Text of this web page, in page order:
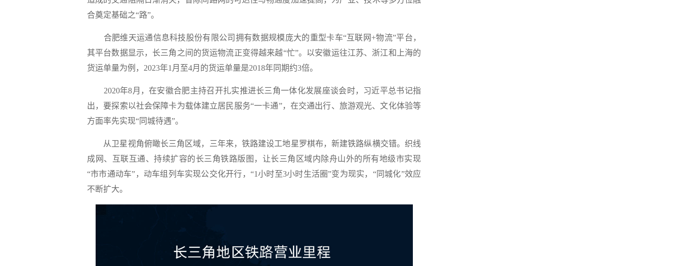
合奠定基础之“路”。
合肥维天运通信息科技股份有限公司拥有数据规模庞大的重型卡车“互联网+物流”平台，
其平台数据显示，长三角之间的货运物流正变得越来越“忙”。以安徽运往江苏、浙江和上海的
货运单量为例，2023年1月至4月的货运单量是2018年同期约3倍。
2020年8月，在安徽合肥主持召开扎实推进长三角一体化发展座谈会时，习近平总书记指
出，要探索以社会保障卡为载体建立居民服务“一卡通”，在交通出行、旅游观光、文化体验等
方面率先实现“同城待遇”。
从卫星视角俯瞰长三角区域，三年来，铁路建设工地星罗棋布，新建铁路纵横交错。织线
成网、互联互通、持续扩容的长三角铁路版图，让长三角区域内除舟山外的所有地级市实现
“市市通动车”，动车组列车实现公交化开行，“1小时至3小时生活圈”变为现实，“同城化”效应
不断扩大。